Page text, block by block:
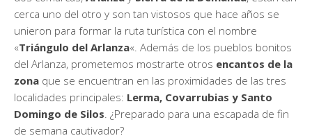
cerca uno del otro y son tan vistosos que hace años se
unieron para formar la ruta turística con el nombre
«Triángulo del Arlanza«. Además de los pueblos bonitos
del Arlanza, prometemos mostrarte otros encantos de la
zona que se encuentran en las proximidades de las tres
localidades principales: Lerma, Covarrubias y Santo
Domingo de Silos. ¿Preparado para una escapada de fin
de semana cautivador?